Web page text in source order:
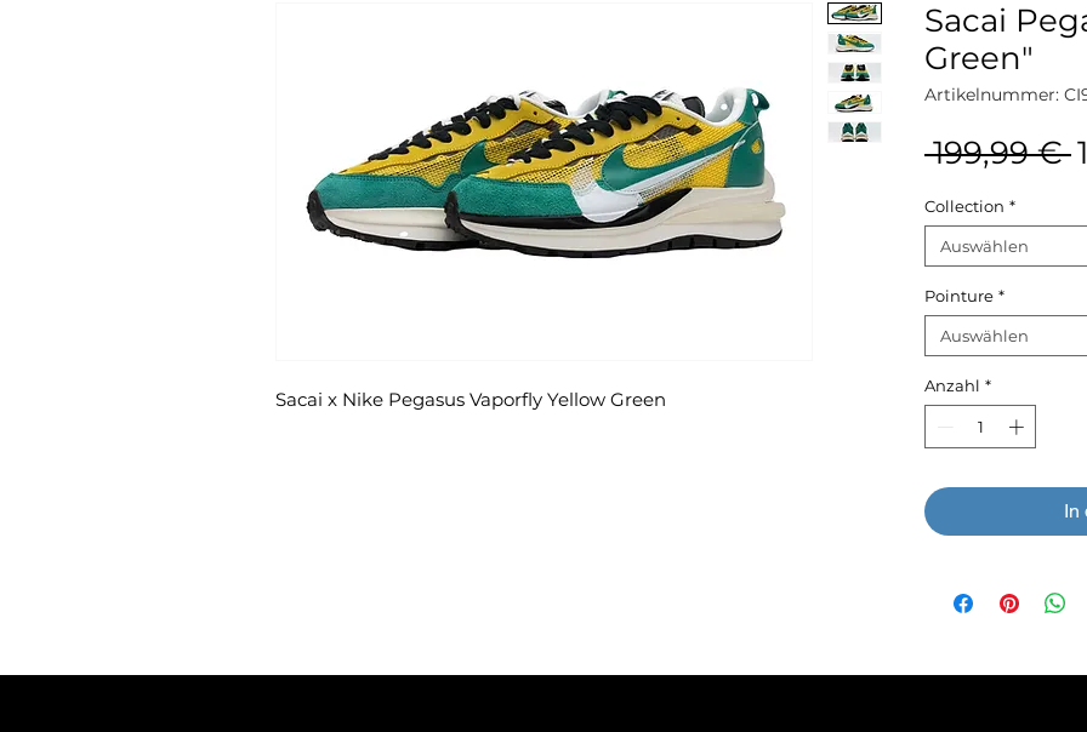
Sacai x Nike Pegasus Vaporfly Yellow Green
Sacai
Green"
Artikelnummer:
199,99 €
Collection *
Auswählen
Pointure *
Auswählen
Anzahl *
In